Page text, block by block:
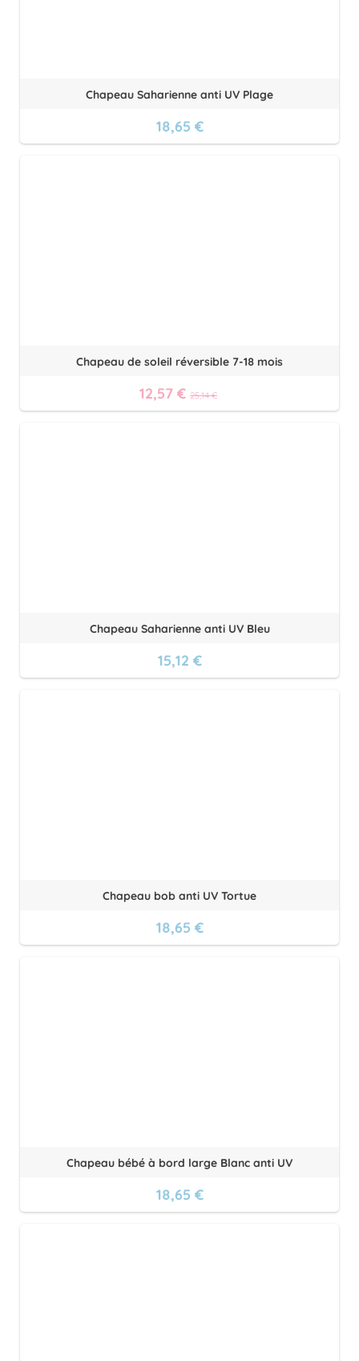
Chapeau Saharienne anti UV Plage
18,65 €
Chapeau de soleil réversible 7-18 mois
12,57 € 25,14 €
Chapeau Saharienne anti UV Bleu
15,12 €
Chapeau bob anti UV Tortue
18,65 €
Chapeau bébé à bord large Blanc anti UV
18,65 €